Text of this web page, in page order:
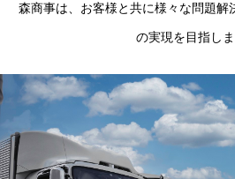
森商事は、お客様と共に様々な問題解
の実現を目指しま